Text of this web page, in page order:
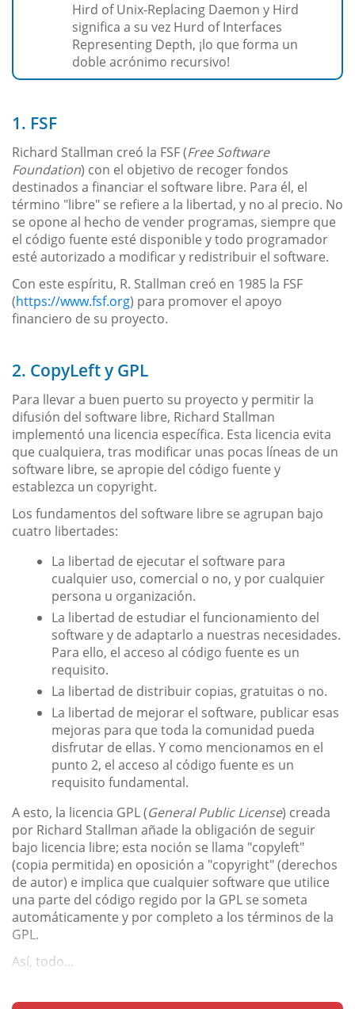
Hird of Unix-Replacing Daemon y Hird
significa a su vez Hurd of Interfaces
Representing Depth, ¡lo que forma un
doble acrónimo recursivo!
1. FSF
Richard Stallman creó la FSF (Free Software
Foundation) con el objetivo de recoger fondos
destinados a financiar el software libre. Para él, el
término "libre" se refiere a la libertad, y no al precio. No
se opone al hecho de vender programas, siempre que
el código fuente esté disponible y todo programador
esté autorizado a modificar y redistribuir el software.
Con este espíritu, R. Stallman creó en 1985 la FSF
(https://www.fsf.org) para promover el apoyo
financiero de su proyecto.
2. CopyLeft y GPL
Para llevar a buen puerto su proyecto y permitir la
difusión del software libre, Richard Stallman
implementó una licencia específica. Esta licencia evita
que cualquiera, tras modificar unas pocas líneas de un
software libre, se apropie del código fuente y
establezca un copyright.
Los fundamentos del software libre se agrupan bajo
cuatro libertades:
La libertad de ejecutar el software para
cualquier uso, comercial o no, y por cualquier
persona u organización.
La libertad de estudiar el funcionamiento del
software y de adaptarlo a nuestras necesidades.
Para ello, el acceso al código fuente es un
requisito.
La libertad de distribuir copias, gratuitas o no.
La libertad de mejorar el software, publicar esas
mejoras para que toda la comunidad pueda
disfrutar de ellas. Y como mencionamos en el
punto 2, el acceso al código fuente es un
requisito fundamental.
A esto, la licencia GPL (General Public License) creada
por Richard Stallman añade la obligación de seguir
bajo licencia libre; esta noción se llama "copyleft"
(copia permitida) en oposición a "copyright" (derechos
de autor) e implica que cualquier software que utilice
una parte del código regido por la GPL se someta
automáticamente y por completo a los términos de la
GPL.
Así, todo...